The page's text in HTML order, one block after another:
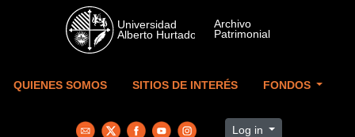
Skip to main content
QUIENES SOMOS SITIOS DE INTERÉS FONDOS
Log in